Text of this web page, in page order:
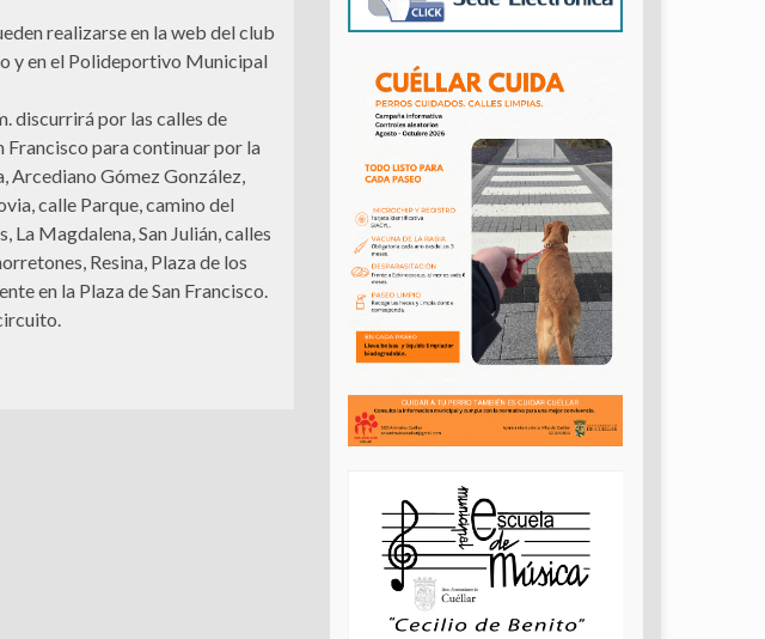
realizarse en la web del club
y en el Polideportivo Municipal
discurrirá por las calles de
Francisco para continuar por la
Arcediano Gómez González,
calle Parque, camino del
La Magdalena, San Julián, calles
Resina, Plaza de los
en la Plaza de San Francisco.